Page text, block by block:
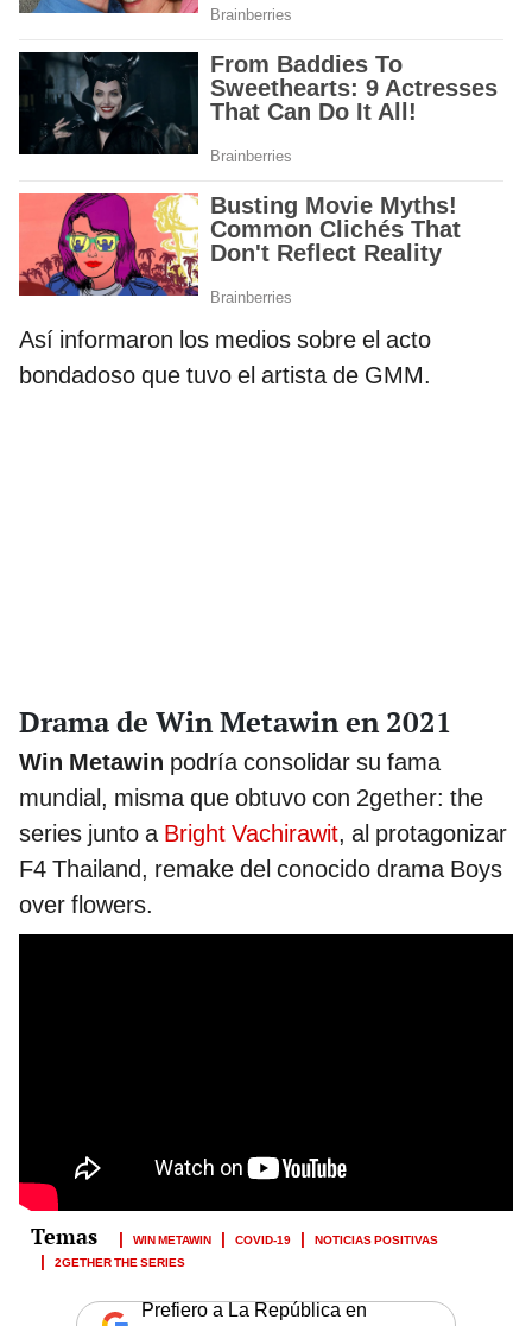
Así informaron los medios sobre el acto
bondadoso que tuvo el artista de GMM.
Drama de Win Metawin en 2021
Win Metawin podría consolidar su fama
mundial, misma que obtuvo con 2gether: the
series junto a Bright Vachirawit, al protagonizar
F4 Thailand, remake del conocido drama Boys
over flowers.
WIN METAWIN COVID-19
NOTICIAS POSITIVAS
2GETHER THE SERIES
Prefiero a La República en